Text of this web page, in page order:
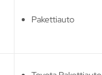
Pakettiauto